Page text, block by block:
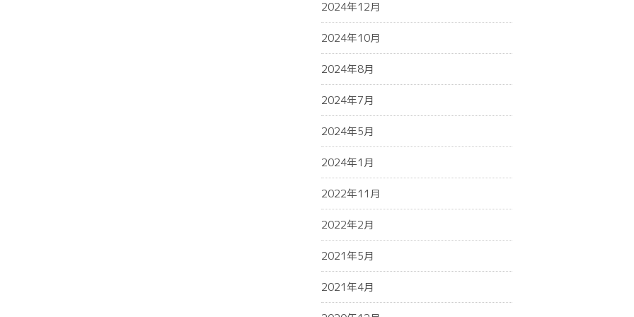
2024年12月
2024年10月
2024年8月
2024年7月
2024年5月
2024年1月
2022年11月
2022年2月
2021年5月
2021年4月